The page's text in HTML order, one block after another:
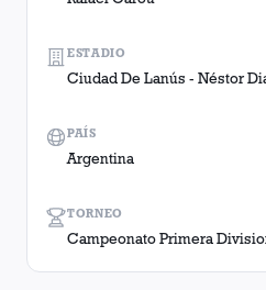
TORNEO
Campeonato Primera
ESTADIO
Ciudad De Lanús - Néstor
PAÍS
Argentina